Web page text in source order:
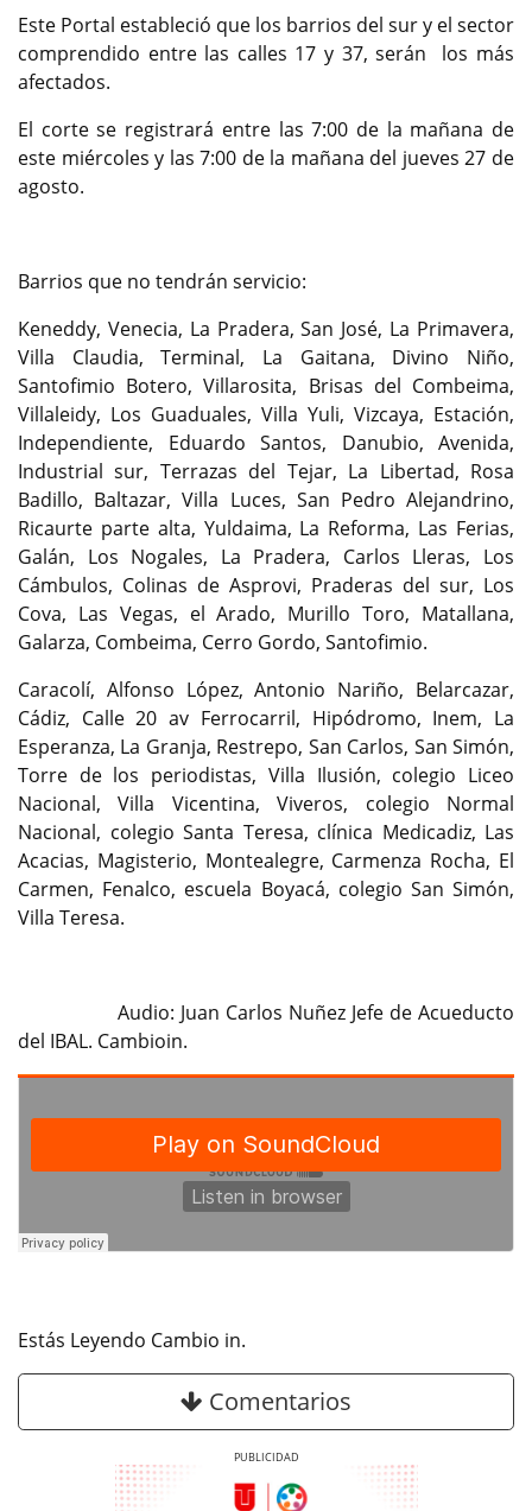
Este Portal estableció que los barrios del sur y el sector
comprendido entre las calles 17 y 37, serán los más
afectados.
El corte se registrará entre las 7:00 de la mañana de
este miércoles y las 7:00 de la mañana del jueves 27 de
agosto.
Barrios que no tendrán servicio:
Keneddy, Venecia, La Pradera, San José, La Primavera,
Villa Claudia, Terminal, La Gaitana, Divino Niño,
Santofimio Botero, Villarosita, Brisas del Combeima,
Villaleidy, Los Guaduales, Villa Yuli, Vizcaya, Estación,
Independiente, Eduardo Santos, Danubio, Avenida,
Industrial sur, Terrazas del Tejar, La Libertad, Rosa
Badillo, Baltazar, Villa Luces, San Pedro Alejandrino,
Ricaurte parte alta, Yuldaima, La Reforma, Las Ferias,
Galán, Los Nogales, La Pradera, Carlos Lleras, Los
Cámbulos, Colinas de Asprovi, Praderas del sur, Los
Cova, Las Vegas, el Arado, Murillo Toro, Matallana,
Galarza, Combeima, Cerro Gordo, Santofimio.
Caracolí, Alfonso López, Antonio Nariño, Belarcazar,
Cádiz, Calle 20 av Ferrocarril, Hipódromo, Inem, La
Esperanza, La Granja, Restrepo, San Carlos, San Simón,
Torre de los periodistas, Villa Ilusión, colegio Liceo
Nacional, Villa Vicentina, Viveros, colegio Normal
Nacional, colegio Santa Teresa, clínica Medicadiz, Las
Acacias, Magisterio, Montealegre, Carmenza Rocha, El
Carmen, Fenalco, escuela Boyacá, colegio San Simón,
Villa Teresa.
Audio: Juan Carlos Nuñez Jefe de Acueducto
del IBAL. Cambioin.
Estás Leyendo Cambio in.
Comentarios